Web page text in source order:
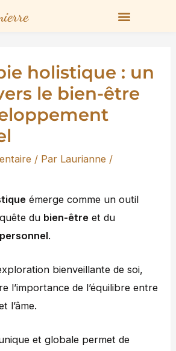
holistique : un
le bien-être
/ Par Laurianne /
émerge comme un outil
du bien-être et du
.
bienveillante de soi,
l’importance de l’équilibre entre
l’âme.
et globale permet de